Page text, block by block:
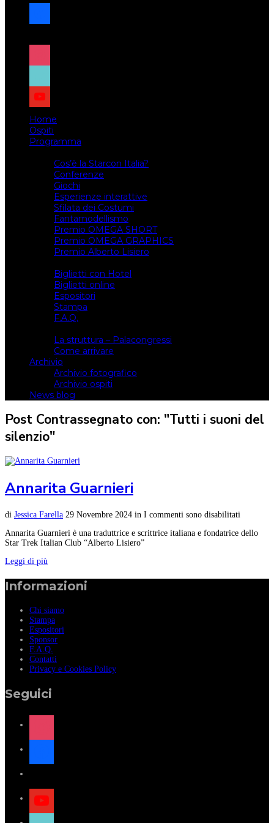
facebook
x
instagram
tiktok
youtube
Home
Ospiti
Programma
Cos’è la Starcon Italia?
Conferenze
Giochi
Esperienze interattive
Sfilata dei Costumi
Fantamodellismo
Premio OMEGA SHORT
Premio OMEGA GRAPHICS
Premio Alberto Lisiero
Biglietti con Hotel
Biglietti online
Espositori
Stampa
F.A.Q.
La struttura – Palacongressi
Come arrivare
Archivio
Archivio fotografico
Archivio ospiti
News blog
Post Contrassegnato con: "Tutti i suoni del
silenzio"
Annarita Guarnieri
di Jessica Farella 29 Novembre 2024 in I commenti sono disabilitati
Annarita Guarnieri è una traduttrice e scrittrice italiana e fondatrice dello
Star Trek Italian Club “Alberto Lisiero”
Leggi di più
Informazioni
Chi siamo
Stampa
Espositori
Sponsor
F.A.Q.
Contatti
Privacy e Cookies Policy
Seguici
instagram
facebook
x
youtube
tiktok